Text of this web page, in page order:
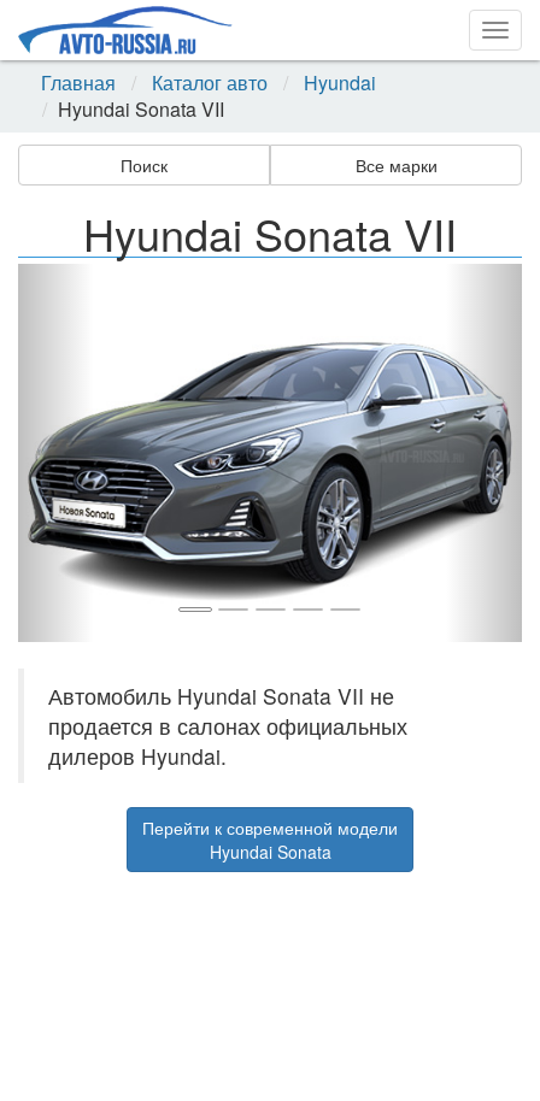
Главная
Каталог авто
Hyundai
Hyundai Sonata VII
Поиск Все марки
Hyundai Sonata VII
Автомобиль Hyundai Sonata VII не
продается в салонах официальных
дилеров Hyundai.
Перейти к современной модели
Hyundai Sonata